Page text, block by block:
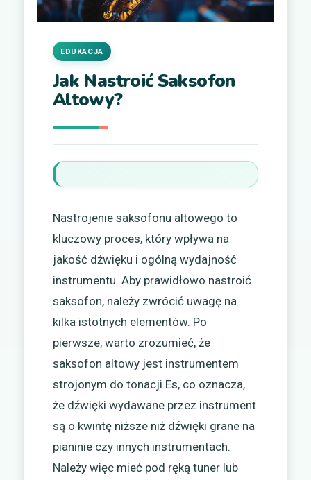
Jak Nastroić Saksofon
Altowy?
EDUKACJA
Nastrojenie saksofonu altowego to
kluczowy proces, który wpływa na
jakość dźwięku i ogólną wydajność
instrumentu. Aby prawidłowo nastroić
saksofon, należy zwrócić uwagę na
kilka istotnych elementów. Po
pierwsze, warto zrozumieć, że
saksofon altowy jest instrumentem
strojonym do tonacji Es, co oznacza,
że dźwięki wydawane przez instrument
są o kwintę niższe niż dźwięki grane na
pianinie czy innych instrumentach.
Należy więc mieć pod ręką tuner lub